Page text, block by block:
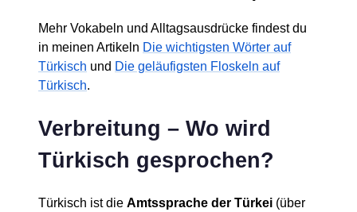
Mehr Vokabeln und Alltagsausdrücke findest du
in meinen Artikeln Die wichtigsten Wörter auf
Türkisch und Die geläufigsten Floskeln auf
Türkisch.
Verbreitung – Wo wird
Türkisch gesprochen?
Türkisch ist die Amtssprache der Türkei (über